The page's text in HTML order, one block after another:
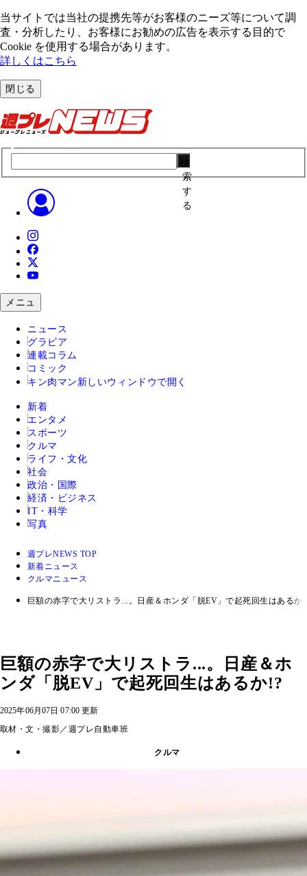
当サイトでは当社の提携先等がお客様のニーズ等について調
査・分析したり、お客様にお勧めの広告を表⽰する⽬的で
Cookie を使⽤する場合があります。
詳しくはこちら
閉じる
索
す
る
メニュ
ニュース
グラビア
連載コラム
コミック
キン肉マン 新しいウィンドウで開く
新着
エンタメ
スポーツ
クルマ
ライフ・文化
社会
政治・国際
経済・ビジネス
IT・科学
写真
週プレNEWS TOP
新着ニュース
クルマニュース
巨額の赤字で大リストラ...。日産＆ホンダ「脱EV」で起死回生はあるか
巨額の赤字で大リストラ...。日産＆ホ
ンダ「脱EV」で起死回生はあるか!?
2025年06月07日 07:00 更新
取材・文・撮影／週プレ自動車班
クルマ